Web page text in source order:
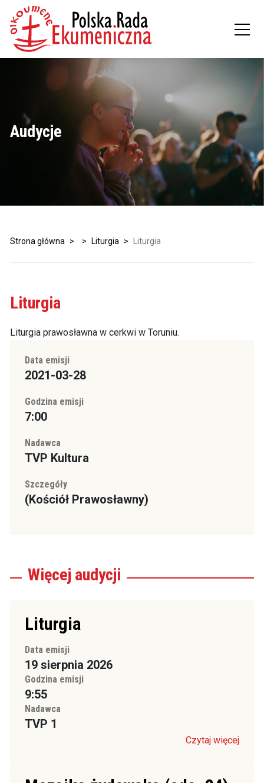
Audycje
Strona główna > > Liturgia > Liturgia
Liturgia
Liturgia prawosławna w cerkwi w Toruniu.
Data emisji
2021-03-28
Godzina emisji
7:00
Nadawca
TVP Kultura
Szczegóły
(Kościół Prawosławny)
Więcej audycji
Liturgia
Data emisji
19 sierpnia 2026
Godzina emisji
9:55
Nadawca
TVP 1
Czytaj więcej